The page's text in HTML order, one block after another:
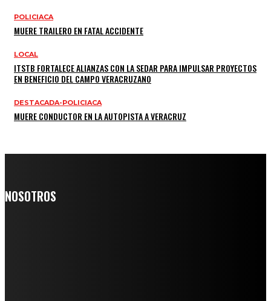
POLICIACA
MUERE TRAILERO EN FATAL ACCIDENTE
LOCAL
ITSTB FORTALECE ALIANZAS CON LA SEDAR PARA IMPULSAR PROYECTOS
EN BENEFICIO DEL CAMPO VERACRUZANO
DESTACADA-POLICIACA
MUERE CONDUCTOR EN LA AUTOPISTA A VERACRUZ
NOSOTROS